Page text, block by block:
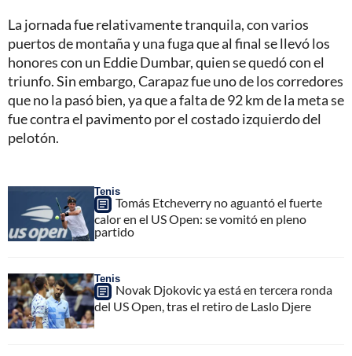
La jornada fue relativamente tranquila, con varios
puertos de montaña y una fuga que al final se llevó los
honores con un Eddie Dumbar, quien se quedó con el
triunfo. Sin embargo, Carapaz fue uno de los corredores
que no la pasó bien, ya que a falta de 92 km de la meta se
fue contra el pavimento por el costado izquierdo del
pelotón.
Tenis
Tomás Etcheverry no aguantó el fuerte
calor en el US Open: se vomitó en pleno
partido
Tenis
Novak Djokovic ya está en tercera ronda
del US Open, tras el retiro de Laslo Djere